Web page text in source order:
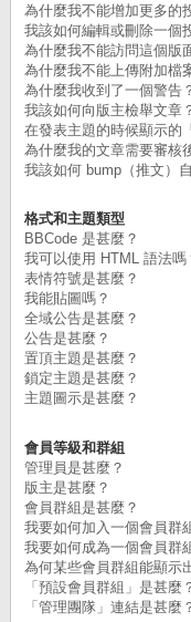
為什麼我不能增加更多的
我該如何編輯或刪除一個
為什麼我不能訪問這個版
為什麼我不能上傳附加檔
為什麼我收到了一個警告
我該如何向版主檢舉文章
在發表主題的時候顯示的
為什麼我的文章需要審核
我該如何 bump（推文）
格式和主題類型
BBCode 是甚麼？
我可以使用 HTML 語法嗎
表情符號是甚麼？
我能貼圖嗎？
全域公告是甚麼？
公告是甚麼？
置頂主題是甚麼？
鎖定主題是甚麼？
主題圖示是甚麼？
會員等級和群組
管理員是甚麼？
版主是甚麼？
會員群組是甚麼？
我要如何加入一個會員群
我要如何成為一個會員群
為何某些會員群組能顯示
「預設會員群組」是甚麼
「管理團隊」連結是甚麼